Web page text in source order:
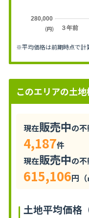
３年前
280,000
(円)
※平均価格は前期時点で計
このエリアの土
現在販売中の
4,187件
現在販売中の
615,106円（
土地平均価格